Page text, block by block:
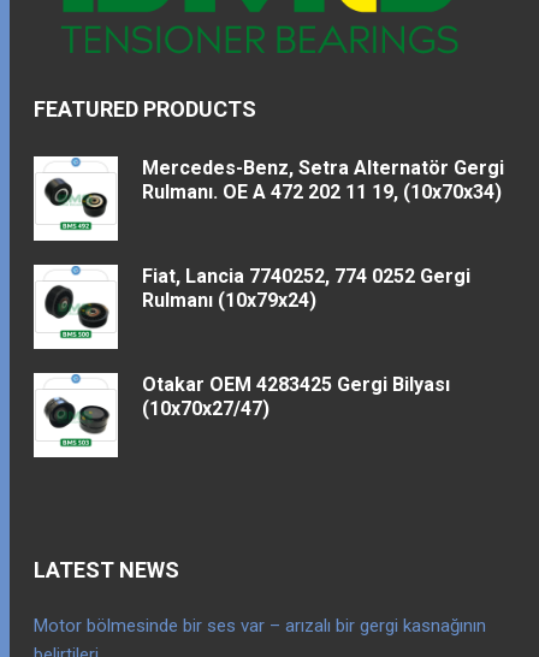
FEATURED PRODUCTS
Mercedes-Benz, Setra Alternatör Gergi
Rulmanı. OE A 472 202 11 19, (10x70x34)
Fiat, Lancia 7740252, 774 0252 Gergi
Rulmanı (10x79x24)
Otakar OEM 4283425 Gergi Bilyası
(10x70x27/47)
LATEST NEWS
Motor bölmesinde bir ses var – arızalı bir gergi kasnağının